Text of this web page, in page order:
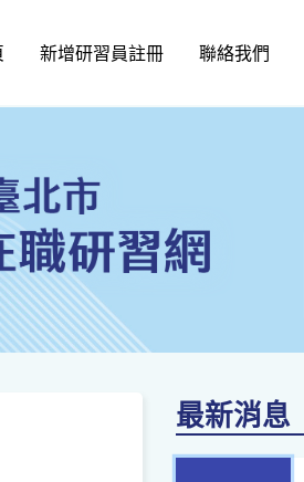
新增研習員註冊 聯絡我們
最新消息